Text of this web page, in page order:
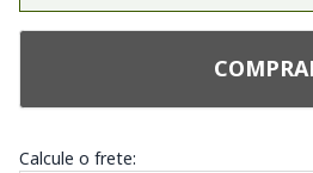
Calcule o frete: